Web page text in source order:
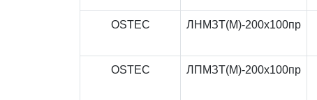
OSTEC ЛНМЗТ(М)-200x100пр
OSTEC ЛПМЗТ(М)-200x100пр